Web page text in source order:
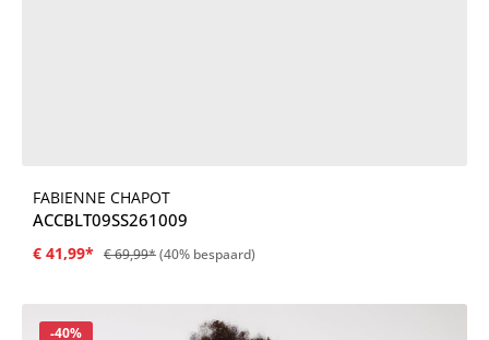
FABIENNE CHAPOT
ACCBLT09SS261009
€ 41,99* € 69,99*(40% bespaard)
Korting
-40%